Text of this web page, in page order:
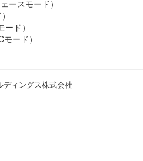
ースモード）
ード）
モード）
ディングス株式会社